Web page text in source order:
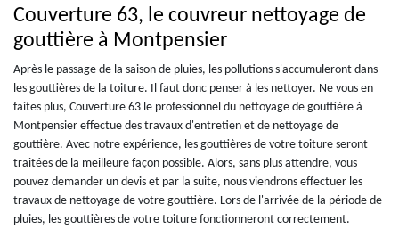
Couverture 63, le couvreur nettoyage de
gouttière à Montpensier
Après le passage de la saison de pluies, les pollutions s'accumuleront dans
les gouttières de la toiture. Il faut donc penser à les nettoyer. Ne vous en
faites plus, Couverture 63 le professionnel du nettoyage de gouttière à
Montpensier effectue des travaux d'entretien et de nettoyage de
gouttière. Avec notre expérience, les gouttières de votre toiture seront
traitées de la meilleure façon possible. Alors, sans plus attendre, vous
pouvez demander un devis et par la suite, nous viendrons effectuer les
travaux de nettoyage de votre gouttière. Lors de l'arrivée de la période de
pluies, les gouttières de votre toiture fonctionneront correctement.